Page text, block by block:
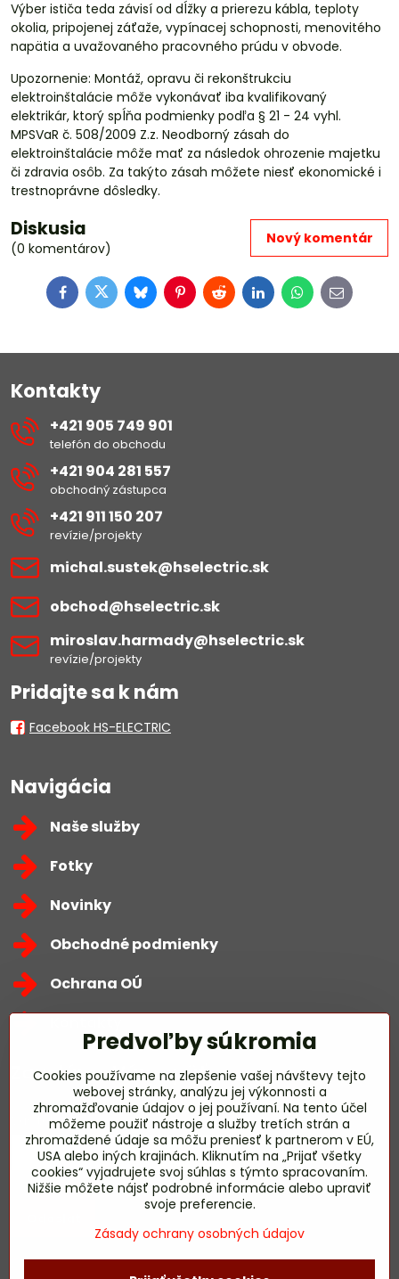
Výber ističa teda závisí od dĺžky a prierezu kábla, teploty
okolia, pripojenej záťaže, vypínacej schopnosti, menovitého
napätia a uvažovaného pracovného prúdu v obvode.
Upozornenie: Montáž, opravu či rekonštrukciu
elektroinštalácie môže vykonávať iba kvalifikovaný
elektrikár, ktorý spĺňa podmienky podľa § 21 - 24 vyhl.
MPSVaR č. 508/2009 Z.z. Neodborný zásah do
elektroinštalácie môže mať za následok ohrozenie majetku
či zdravia osôb. Za takýto zásah môžete niesť ekonomické i
trestnoprávne dôsledky.
Diskusia
(0 komentárov)
Nový komentár
FacebookTwitterBlueskyPinterestRedditLinkedInWhatsApp
E-
mail
Kontakty
+421 905 749 901
telefón do obchodu
+421 904 281 557
obchodný zástupca
+421 911 150 207
revízie/projekty
michal​.sustek​@hselectric​.sk
obchod​@hselectric​.sk
miroslav​.harmady​@hselectric​.sk
revízie/projekty
Pridajte sa k nám
Facebook HS-ELECTRIC
Navigácia
Naše služby
Fotky
Novinky
Obchodné podmienky
Ochrana OÚ
Zavoláme Vám späť
Váš telefón*
Predvoľby súkromia
Cookies používame na zlepšenie vašej návštevy tejto
webovej stránky, analýzu jej výkonnosti a
zhromažďovanie údajov o jej používaní. Na tento účel
môžeme použiť nástroje a služby tretích strán a
zhromaždené údaje sa môžu preniesť k partnerom v EÚ,
USA alebo iných krajinách. Kliknutím na „Prijať všetky
cookies“ vyjadrujete svoj súhlas s týmto spracovaním.
Nižšie môžete nájsť podrobné informácie alebo upraviť
svoje preferencie.
Zásady ochrany osobných údajov